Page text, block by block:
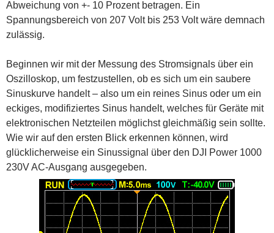
Abweichung von +- 10 Prozent betragen. Ein
Spannungsbereich von 207 Volt bis 253 Volt wäre demnach
zulässig.
Beginnen wir mit der Messung des Stromsignals über ein
Oszilloskop, um festzustellen, ob es sich um ein saubere
Sinuskurve handelt – also um ein reines Sinus oder um ein
eckiges, modifiziertes Sinus handelt, welches für Geräte mit
elektronischen Netzteilen möglichst gleichmäßig sein sollte.
Wie wir auf den ersten Blick erkennen können, wird
glücklicherweise ein Sinussignal über den DJI Power 1000
230V AC-Ausgang ausgegeben.